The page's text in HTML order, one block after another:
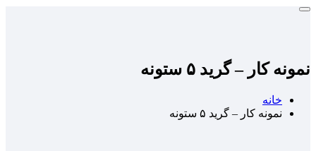
نمونه کار – گرید ۵ ستونه
خانه
نمونه کار – گرید ۵ ستونه